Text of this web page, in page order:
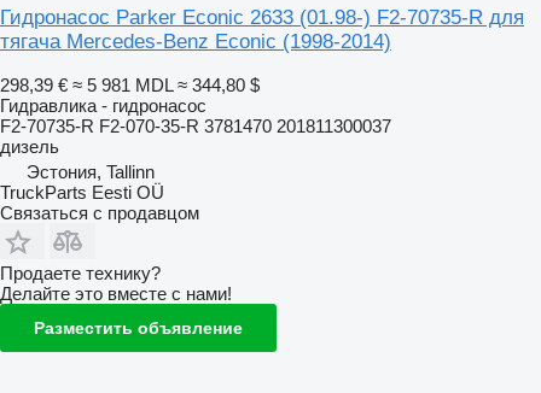
Гидронасос Parker Econic 2633 (01.98-) F2-70735-R для
тягача Mercedes-Benz Econic (1998-2014)
298,39 € ≈ 5 981 MDL ≈ 344,80 $
Гидравлика - гидронасос
F2-70735-R F2-070-35-R 3781470 201811300037
дизель
Эстония, Tallinn
TruckParts Eesti OÜ
Связаться с продавцом
Продаете технику?
Делайте это вместе с нами!
Разместить объявление